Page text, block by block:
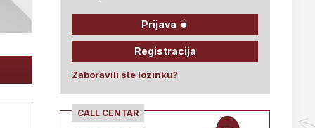
Prijava
Registracija
Zaboravili ste lozinku?
CALL CENTAR